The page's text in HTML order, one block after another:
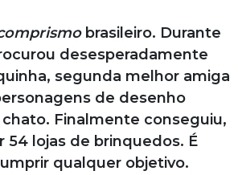
brasileiro. Durante
desesperadamente
segunda melhor amiga
de desenho
Finalmente conseguiu,
54 lojas de brinquedos. É
qualquer objetivo.